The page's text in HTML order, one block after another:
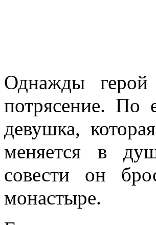
Однажды герой
потрясение. По
девушка,
меняется в
совести он
монастыре.